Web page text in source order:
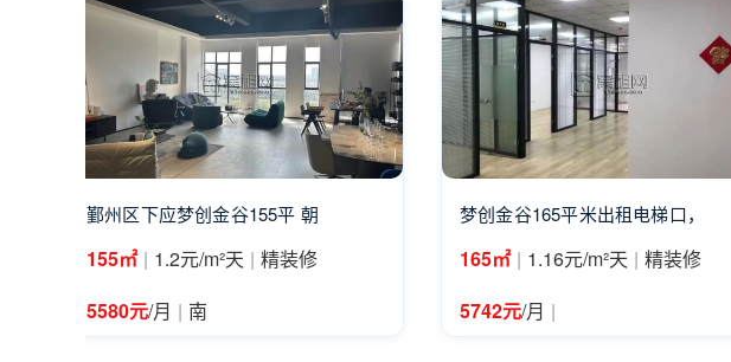
鄞州区下应梦创金谷155平 朝
155㎡ | 1.2元/m²天 | 精装修
5580元/月 | 南
梦创金谷165平米出租电梯口，
165㎡ | 1.16元/m²天 | 精装修
5742元/月 |